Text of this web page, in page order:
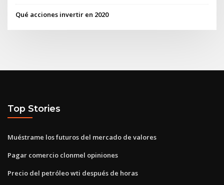
Qué acciones invertir en 2020
Top Stories
Muéstrame los futuros del mercado de valores
Pagar comercio clonmel opiniones
Precio del petróleo wti después de horas